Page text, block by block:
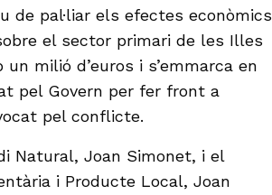
de pal·liar els efectes econòmics
el sector primari de les Illes
milió d’euros i s’emmarca en
pel Govern per fer front a
pel conflicte.
Natural, Joan Simonet, i el
i Producte Local, Joan